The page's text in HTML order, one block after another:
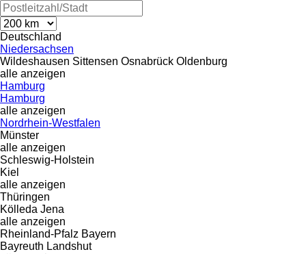
Deutschland
Niedersachsen
Wildeshausen Sittensen Osnabrück Oldenburg
alle anzeigen
Hamburg
Hamburg
alle anzeigen
Nordrhein-Westfalen
Münster
alle anzeigen
Schleswig-Holstein
Kiel
alle anzeigen
Thüringen
Kölleda Jena
alle anzeigen
Rheinland-Pfalz Bayern
Bayreuth Landshut